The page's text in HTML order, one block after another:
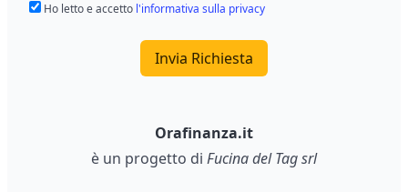
Ho letto e accetto l'informativa sulla privacy
Invia Richiesta
Orafinanza.it
è un progetto di Fucina del Tag srl